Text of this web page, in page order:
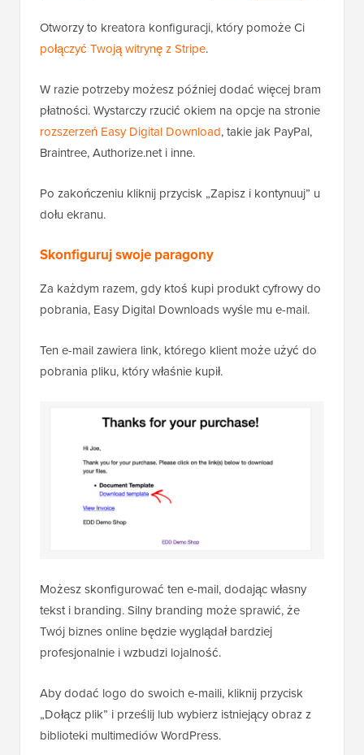
Otworzy to kreatora konfiguracji, który pomoże Ci
połączyć Twoją witrynę z Stripe.
W razie potrzeby możesz później dodać więcej bram
płatności. Wystarczy rzucić okiem na opcje na stronie
rozszerzeń Easy Digital Download, takie jak PayPal,
Braintree, Authorize.net i inne.
Po zakończeniu kliknij przycisk „Zapisz i kontynuuj” u
dołu ekranu.
Skonfiguruj swoje paragony
Za każdym razem, gdy ktoś kupi produkt cyfrowy do
pobrania, Easy Digital Downloads wyśle mu e-mail.
Ten e-mail zawiera link, którego klient może użyć do
pobrania pliku, który właśnie kupił.
Możesz skonfigurować ten e-mail, dodając własny
tekst i branding. Silny branding może sprawić, że
Twój biznes online będzie wyglądał bardziej
profesjonalnie i wzbudzi lojalność.
Aby dodać logo do swoich e-maili, kliknij przycisk
„Dołącz plik” i prześlij lub wybierz istniejący obraz z
biblioteki multimediów WordPress.